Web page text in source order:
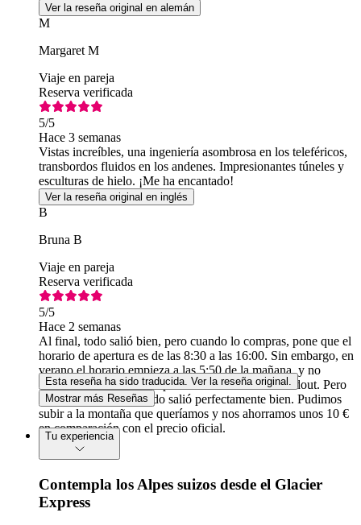
Ver la reseña original en alemán
M
Margaret M
Viaje en pareja
Reserva verificada
5/5
Hace 3 semanas
Vistas increíbles, una ingeniería asombrosa en los teleféricos,
transbordos fluidos en los andenes. Impresionantes túneles y
esculturas de hielo. ¡Me ha encantado!
Ver la reseña original en inglés
B
Bruna B
Viaje en pareja
Reserva verificada
5/5
Hace 2 semanas
Al final, todo salió bien, pero cuando lo compras, pone que el
horario de apertura es de las 8:30 a las 16:00. Sin embargo, en
verano el horario empieza a las 5:50 de la mañana, y no
estábamos seguros de si podríamos entrar con Headout. Pero
nos dejaron entrar y todo salió perfectamente bien. Pudimos
subir a la montaña que queríamos y nos ahorramos unos 10 €
en comparación con el precio oficial.
Esta reseña ha sido traducida. Ver la reseña original.
Mostrar más Reseñas
Tu experiencia
Contempla los Alpes suizos desde el Glacier
Express